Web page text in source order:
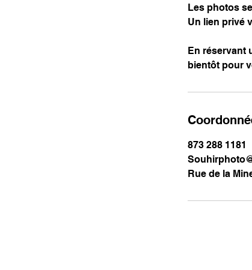
Les photos
Un lien privé
En réservant
bientôt pour
873 288 1181
Rue de la